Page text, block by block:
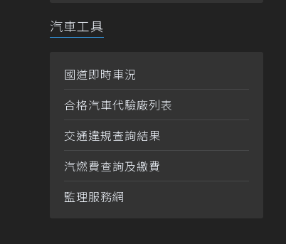
汽車工具
國道即時車況
合格汽車代驗廠列表
交通違規查詢結果
汽燃費查詢及繳費
監理服務網